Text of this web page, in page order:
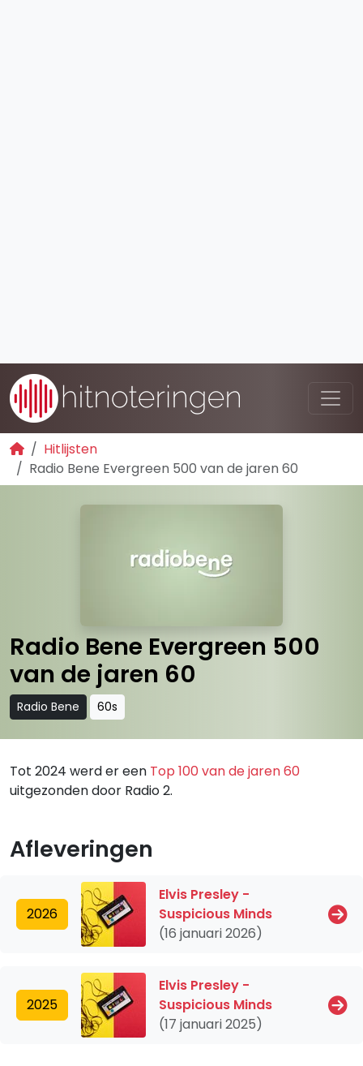
Hitlijsten
Radio Bene Evergreen 500 van de jaren 60
Radio Bene Evergreen 500
van de jaren 60
Radio Bene 60s
Tot 2024 werd er een Top 100 van de jaren 60
uitgezonden door Radio 2.
Afleveringen
2026
Elvis Presley -
Suspicious Minds
(16 januari 2026)
2025
Elvis Presley -
Suspicious Minds
(17 januari 2025)